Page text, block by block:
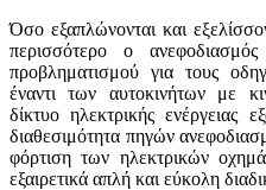
Όσο εξαπλώνονται και
περισσότερο ο
προβληματισμού για τους
έναντι των αυτοκινήτων με
δίκτυο ηλεκτρικής ενέργειας
διαθεσιμότητα πηγών
φόρτιση των ηλεκτρικών
εξαιρετικά απλή και εύκολη